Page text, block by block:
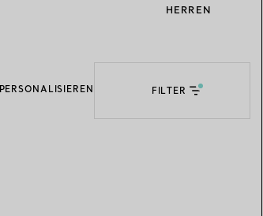
HERREN
PERSONALISIEREN FILTER